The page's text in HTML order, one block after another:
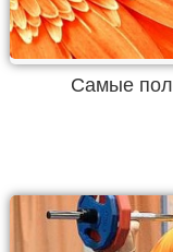
Самые